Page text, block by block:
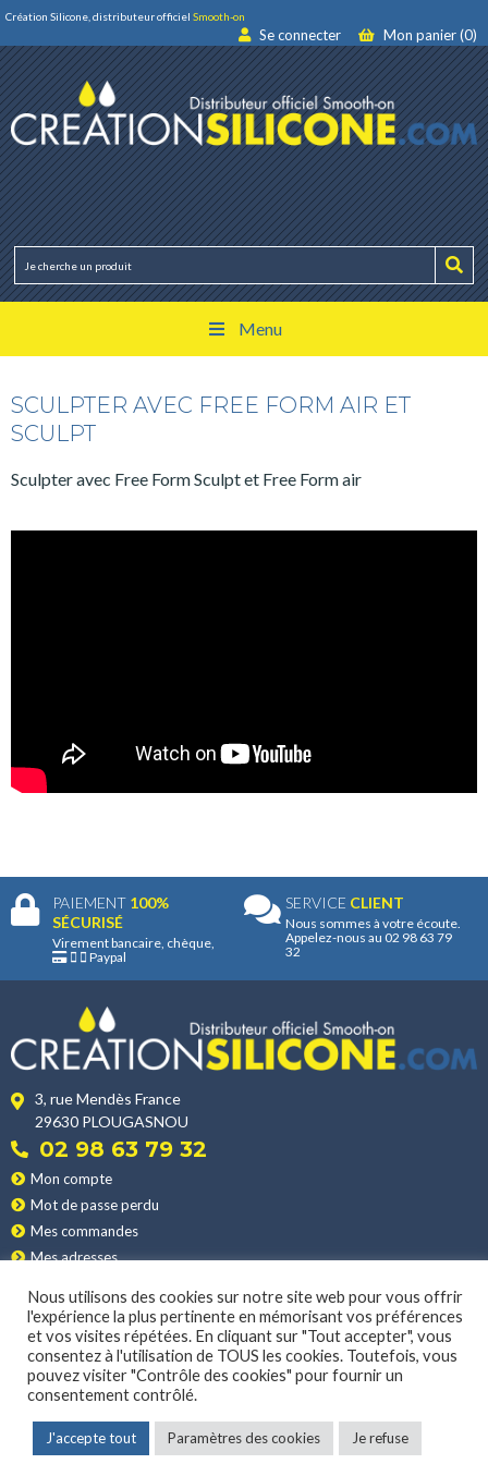
Création Silicone, distributeur officiel Smooth-on
Se connecter Mon panier (0)
Menu
SCULPTER AVEC FREE FORM AIR ET
SCULPT
Sculpter avec Free Form Sculpt et Free Form air
PAIEMENT 100%
SÉCURISÉ
Virement bancaire, chèque,
Paypal
SERVICE CLIENT
Nous sommes à votre écoute.
Appelez-nous au 02 98 63 79
32
3, rue Mendès France
29630 PLOUGASNOU
02 98 63 79 32
Mon compte
Mot de passe perdu
Mes commandes
Mes adresses
Les applications
Nos conditions de vente
La livraison
MENTIONS LÉGALES
POLITIQUE DE CONFIDENTIALITÉ
© 2022 CONCEPTION & DÉVELOPPEMENT NETAO | TOUS DROITS RÉSERVÉS
Nous utilisons des cookies sur notre site web pour vous offrir
l'expérience la plus pertinente en mémorisant vos préférences
et vos visites répétées. En cliquant sur "Tout accepter", vous
consentez à l'utilisation de TOUS les cookies. Toutefois, vous
pouvez visiter "Contrôle des cookies" pour fournir un
consentement contrôlé.
J'accepte tout Paramètres des cookies Je refuse